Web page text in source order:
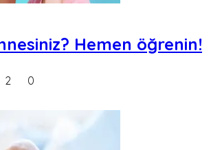
Hemen öğrenin!
2 0